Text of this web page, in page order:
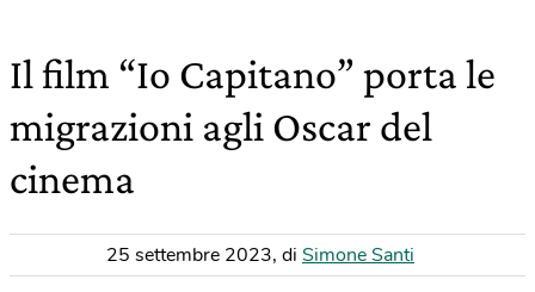
Il film “Io Capitano” porta le
migrazioni agli Oscar del
cinema
25 settembre 2023, di Simone Santi